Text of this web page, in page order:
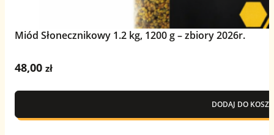
Miód Słonecznikowy 1.2 kg, 1200 g – zbiory 2026r.
48,00zł
DODAJ DO